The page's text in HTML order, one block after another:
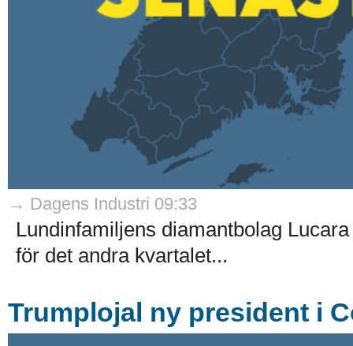
→ Dagens Industri 09:33
Lundinfamiljens diamantbolag
för det andra kvartalet...
Trumplojal ny president i